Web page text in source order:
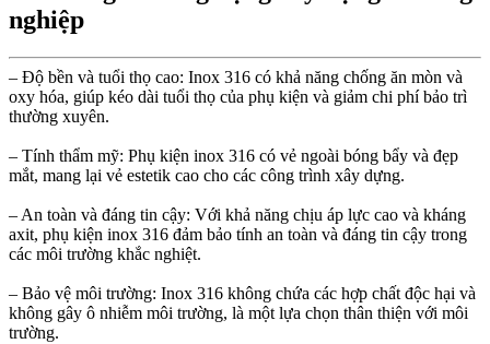
nghiệp
– Độ bền và tuổi thọ cao: Inox 316 có khả năng chống ăn mòn và
oxy hóa, giúp kéo dài tuổi thọ của phụ kiện và giảm chi phí bảo trì
thường xuyên.
– Tính thẩm mỹ: Phụ kiện inox 316 có vẻ ngoài bóng bẩy và đẹp
mắt, mang lại vẻ estetik cao cho các công trình xây dựng.
– An toàn và đáng tin cậy: Với khả năng chịu áp lực cao và kháng
axit, phụ kiện inox 316 đảm bảo tính an toàn và đáng tin cậy trong
các môi trường khắc nghiệt.
– Bảo vệ môi trường: Inox 316 không chứa các hợp chất độc hại và
không gây ô nhiễm môi trường, là một lựa chọn thân thiện với môi
trường.